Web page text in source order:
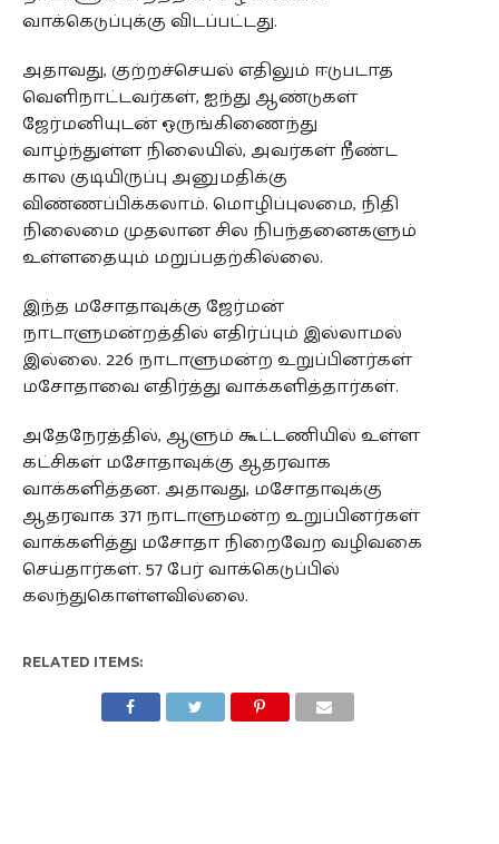
வாக்கெடுப்புக்கு விடப்பட்டது.
அதாவது, குற்றச்செயல் எதிலும் ஈடுபடாத
வெளிநாட்டவர்கள், ஐந்து ஆண்டுகள்
ஜேர்மனியுடன் ஒருங்கிணைந்து
வாழ்ந்துள்ள நிலையில், அவர்கள் நீண்ட
கால குடியிருப்பு அனுமதிக்கு
விண்ணப்பிக்கலாம். மொழிப்புலமை, நிதி
நிலைமை முதலான சில நிபந்தனைகளும்
உள்ளதையும் மறுப்பதற்கில்லை.
இந்த மசோதாவுக்கு ஜேர்மன்
நாடாளுமன்றத்தில் எதிர்ப்பும் இல்லாமல்
இல்லை. 226 நாடாளுமன்ற உறுப்பினர்கள்
மசோதாவை எதிர்த்து வாக்களித்தார்கள்.
அதேநேரத்தில், ஆளும் கூட்டணியில் உள்ள
கட்சிகள் மசோதாவுக்கு ஆதரவாக
வாக்களித்தன. அதாவது, மசோதாவுக்கு
ஆதரவாக 371 நாடாளுமன்ற உறுப்பினர்கள்
வாக்களித்து மசோதா நிறைவேற வழிவகை
செய்தார்கள். 57 பேர் வாக்கெடுப்பில்
கலந்துகொள்ளவில்லை.
RELATED ITEMS: